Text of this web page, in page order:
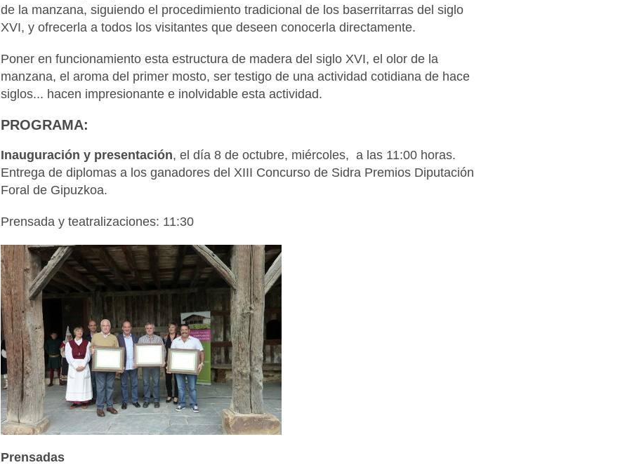
de la manzana, siguiendo el procedimiento tradicional de los baserritarras del siglo
XVI, y ofrecerla a todos los visitantes que deseen conocerla directamente.
Poner en funcionamiento esta estructura de madera del siglo XVI, el olor de la
manzana, el aroma del primer mosto, ser testigo de una actividad cotidiana de hace
siglos... hacen impresionante e inolvidable esta actividad.
PROGRAMA:
Inauguración y presentación, el día 8 de octubre, miércoles, a las 11:00 horas.
Entrega de diplomas a los ganadores del XIII Concurso de Sidra Premios Diputación
Foral de Gipuzkoa.
Prensada y teatralizaciones: 11:30
Prensadas